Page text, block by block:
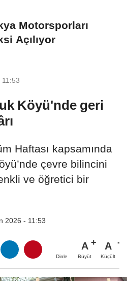
Motorsporları
Açılıyor
11:53
Köyü'nde geri
Haftası kapsamında
çevre bilincini
ve öğretici bir
2026 - 11:53
Dinle
A
Büyüt
A
Küçült